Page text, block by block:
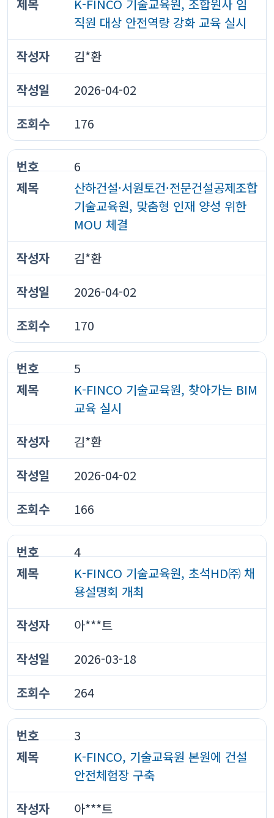
K-FINCO 기술교육원, 조합원사 임
직원 대상 안전역량 강화 교육 실시
김*환
2026-04-02
176
6
산하건설·서원토건·전문건설공제조합
기술교육원, 맞춤형 인재 양성 위한
MOU 체결
김*환
2026-04-02
170
5
K-FINCO 기술교육원, 찾아가는 BIM
교육 실시
김*환
2026-04-02
166
4
K-FINCO 기술교육원, 초석HD㈜ 채
용설명회 개최
아***트
2026-03-18
264
3
K-FINCO, 기술교육원 본원에 건설
안전체험장 구축
아***트